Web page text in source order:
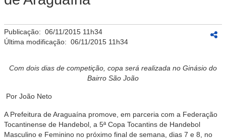
Publicação: 06/11/2015 11h34
Última modificação: 06/11/2015 11h34
Com dois dias de competição, copa será realizada no Ginásio do
Bairro São João
Por João Neto
A Prefeitura de Araguaína promove, em parceria com a Federação
Tocantinense de Handebol, a 5ª Copa Tocantins de Handebol
Masculino e Feminino no próximo final de semana, dias 7 e 8, no